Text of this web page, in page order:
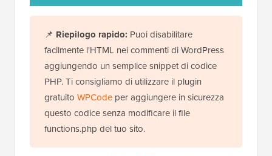
📌 Riepilogo rapido: Puoi disabilitare
facilmente l'HTML nei commenti di WordPress
aggiungendo un semplice snippet di codice
PHP. Ti consigliamo di utilizzare il plugin
gratuito WPCode per aggiungere in sicurezza
questo codice senza modificare il file
functions.php del tuo sito.